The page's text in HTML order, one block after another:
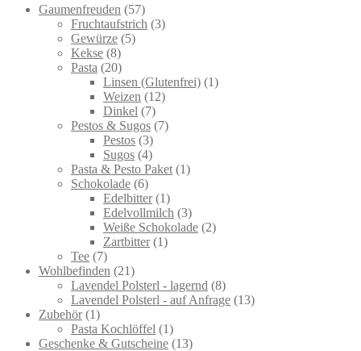
Gaumenfreuden
5757
products
Fruchtaufstrich 33
Gewürze 55
Kekse 88
products
Pasta 2020
products
Linsen (Glutenfrei) 11
Weizen 1212
Dinkel 77
products
Pestos & Sugos 77
Pestos 33
products
Sugos 44
products
Pasta & Pesto Paket 11
Schokolade 66
products
Edelbitter 11
product
Edelvollmilch 33
products
Weiße Schokolade 22
Zartbitter 11
Tee 77
products
Wohlbefinden 2121
products
Lavendel Polsterl - lagernd 88
products
Lavendel Polsterl - auf Anfrage 1313
Zubehör 11
product
Pasta Kochlöffel 11
product
Geschenke & Gutscheine 1313